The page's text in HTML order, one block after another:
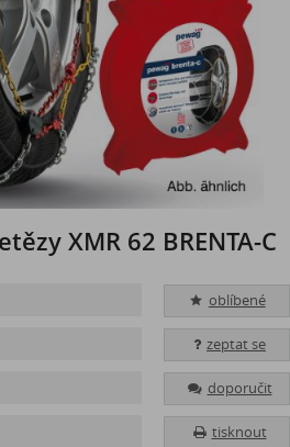
XMR 62 BRENTA-C
oblíbené
zeptat se
doporučit
tisknout